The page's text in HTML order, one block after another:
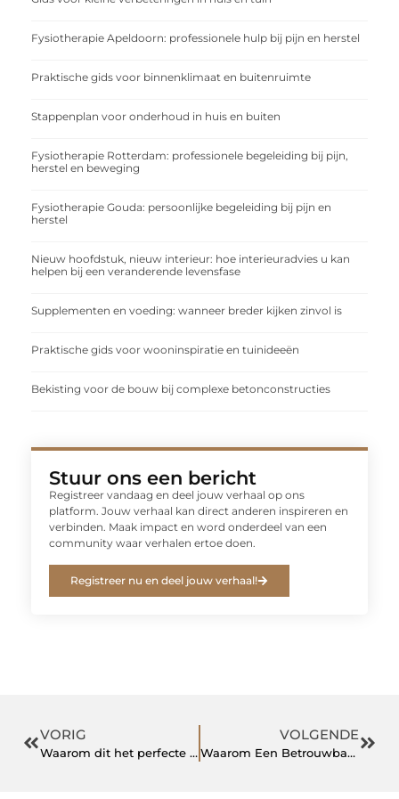
Fysiotherapie Apeldoorn: professionele hulp bij pijn en herstel
Praktische gids voor binnenklimaat en buitenruimte
Stappenplan voor onderhoud in huis en buiten
Fysiotherapie Rotterdam: professionele begeleiding bij pijn,
herstel en beweging
Fysiotherapie Gouda: persoonlijke begeleiding bij pijn en
herstel
Nieuw hoofdstuk, nieuw interieur: hoe interieuradvies u kan
helpen bij een veranderende levensfase
Supplementen en voeding: wanneer breder kijken zinvol is
Praktische gids voor wooninspiratie en tuinideeën
Bekisting voor de bouw bij complexe betonconstructies
Stuur ons een bericht
Registreer vandaag en deel jouw verhaal op ons
platform. Jouw verhaal kan direct anderen inspireren en
verbinden. Maak impact en word onderdeel van een
community waar verhalen ertoe doen.
Registreer nu en deel jouw verhaal!
VORIG
Waarom dit het perfecte moment is voor een hoveniers carrière in Ede
VOLGENDE
Waarom Een Betrouwbare Advocaat in Zutphen Onmisbaar Is voor Jouw Rechtszaken